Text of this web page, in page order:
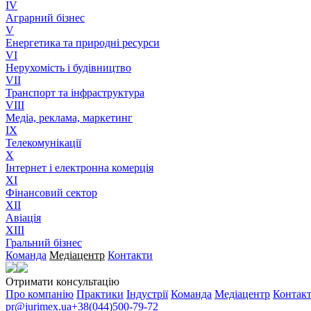
IV
Аграрний бізнес
V
Енергетика та природні ресурси
VI
Нерухомість і будівництво
VII
Транспорт та інфраструктура
VIII
Медіа, реклама, маркетинг
IX
Телекомунікації
X
Інтернет і електронна комерція
XI
Фінансовий сектор
XII
Авіація
XIII
Гральний бізнес
Команда Медіацентр Контакти
Отримати консультацію
Про компанію Практики Індустрії Команда Медіацентр
pr@jurimex.ua+38(044)500-79-72